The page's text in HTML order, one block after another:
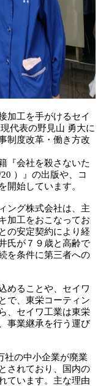
加工を手がけるセイ
代表の野見山 勇大に
制度改革・働き方改
『会社を殺さないた
）』の出版や、コ
開始しています。
ング株式会社は、主
加工をおこなってお
の安定契約により経
氏が７９歳と高齢で
を条件に第三者への
めることや、セイワ
で、東栄コーティン
、セイワ工業は東栄
事業継承を行う運び
社の中小企業が廃業
されており、国内の
ています。主な理由